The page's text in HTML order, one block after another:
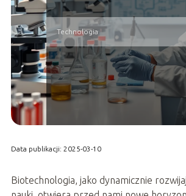
Technologia
Data publikacji: 2025-03-10
Biotechnologia, jako dynamicznie